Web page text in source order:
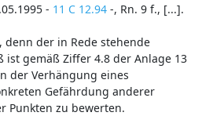
- 11 C 12.94-, Rn. 9 f., [...].
denn der in Rede stehende
gemäß Ziffer 4.8 der Anlage 13
der Verhängung eines
Gefährdung anderer
Punkten zu bewerten.